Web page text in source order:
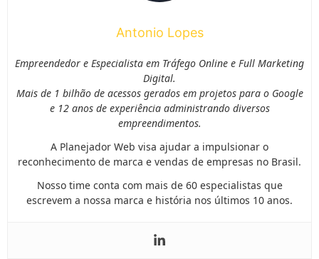
Antonio Lopes
Empreendedor e Especialista em Tráfego Online e Full Marketing
Digital.
Mais de 1 bilhão de acessos gerados em projetos para o Google
e 12 anos de experiência administrando diversos
empreendimentos.
A Planejador Web visa ajudar a impulsionar o
reconhecimento de marca e vendas de empresas no Brasil.
Nosso time conta com mais de 60 especialistas que
escrevem a nossa marca e história nos últimos 10 anos.